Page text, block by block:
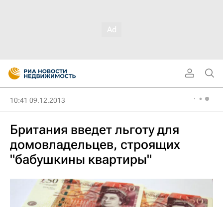
10:41 09.12.2013
Британия введет льготу для
домовладельцев, строящих
"бабушкины квартиры"